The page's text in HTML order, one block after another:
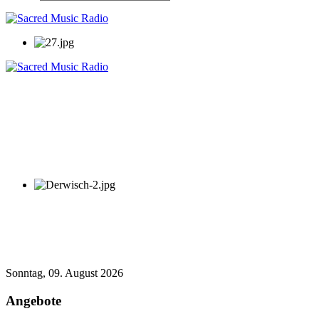
Sonntag, 09. August 2026
Angebote